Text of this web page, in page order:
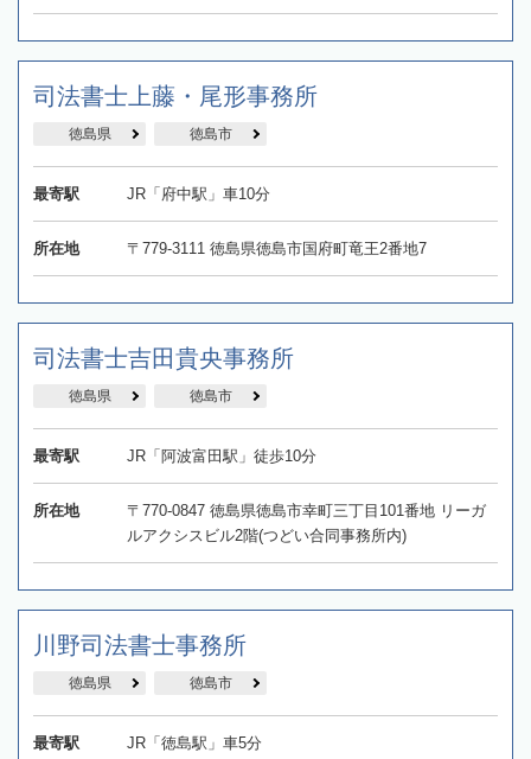
司法書士上藤・尾形事務所
徳島県 徳島市
最寄駅 JR「府中駅」車10分
所在地 〒779-3111 徳島県徳島市国府町竜王2番地7
司法書士吉田貴央事務所
徳島県 徳島市
最寄駅 JR「阿波富田駅」徒歩10分
所在地
〒770-0847 徳島県徳島市幸町三丁目101番地 リーガ
ルアクシスビル2階(つどい合同事務所内)
川野司法書士事務所
徳島県 徳島市
最寄駅 JR「徳島駅」車5分